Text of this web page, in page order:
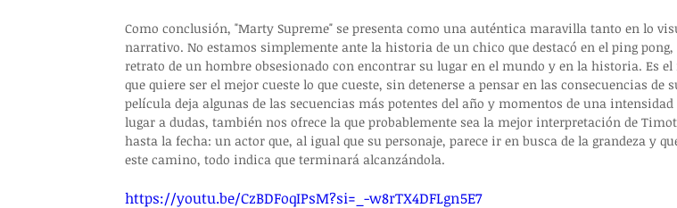
Como conclusión, "Marty Supreme" se presenta como una auténtica maravilla tanto en lo
narrativo. No estamos simplemente ante la historia de un chico que destacó en el ping
retrato de un hombre obsesionado con encontrar su lugar en el mundo y en la historia. Es el
que quiere ser el mejor cueste lo que cueste, sin detenerse a pensar en las consecuencias de
película deja algunas de las secuencias más potentes del año y momentos de una
lugar a dudas, también nos ofrece la que probablemente sea la mejor interpretación de
hasta la fecha: un actor que, al igual que su personaje, parece ir en busca de la grandeza y
este camino, todo indica que terminará alcanzándola.
https://youtu.be/CzBDFoqIPsM?si=_-w8rTX4DFLgn5E7